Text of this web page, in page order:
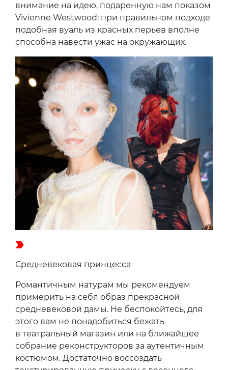
внимание на идею, подаренную нам показом
Vivienne Westwood: при правильном подходе
подобная вуаль из красных перьев вполне
способна навести ужас на окружающих.
Средневековая принцесса
Романтичным натурам мы рекомендуем
примерить на себя образ прекрасной
средневековой дамы. Не беспокойтесь, для
этого вам не понадобиться бежать
в театральный магазин или на ближайшее
собрание реконструкторов за аутентичным
костюмом. Достаточно воссоздать